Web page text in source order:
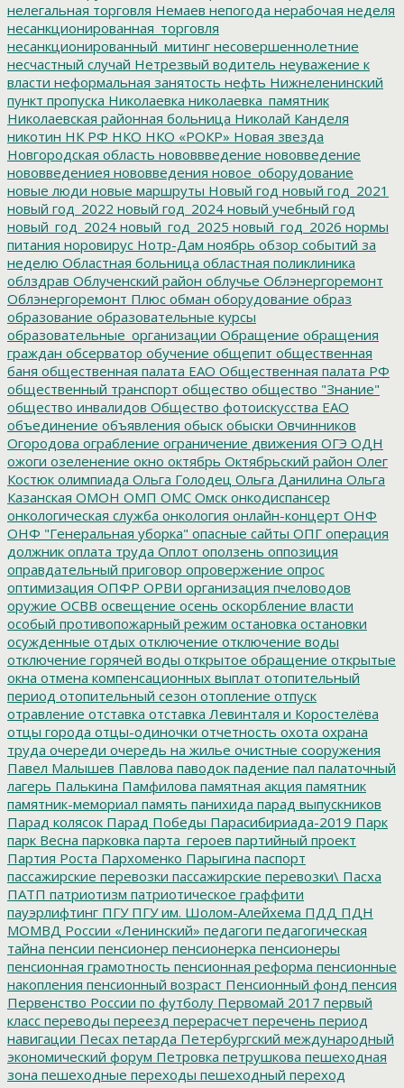
нелегальная торговля Немаев непогода нерабочая неделя
несанкционированная_торговля
несанкционированный_митинг несовершеннолетние
несчастный случай Нетрезвый водитель неуважение к
власти неформальная занятость нефть Нижнеленинский
пункт пропуска Николаевка николаевка_памятник
Николаевская районная больница Николай Канделя
никотин НК РФ НКО НКО «РОКР» Новая звезда
Новгородская область нововвведение нововведение
нововведениея нововведения новое_оборудование
новые люди новые маршруты Новый год новый год_2021
новый год_2022 новый год_2024 новый учебный год
новый_год_2024 новый_год_2025 новый_год_2026 нормы
питания норовирус Нотр-Дам ноябрь обзор событий за
неделю Областная больница областная поликлиника
облздрав Облученский район облучье Облэнергоремонт
Облэнергоремонт Плюс обман оборудование образ
образование образовательные курсы
образовательные_организации Обращение обращения
граждан обсерватор обучение общепит общественная
баня общественная палата ЕАО Общественная палата РФ
общественный транспорт общество общество "Знание"
общество инвалидов Общество фотоискусства ЕАО
объединение объявления обыск обыски Овчинников
Огородова ограбление ограничение движения ОГЭ ОДН
ожоги озеленение окно октябрь Октябрьский район Олег
Костюк олимпиада Ольга Голодец Ольга Данилина Ольга
Казанская ОМОН ОМП ОМС Омск онкодиспансер
онкологическая служба онкология онлайн-концерт ОНФ
ОНФ "Генеральная уборка" опасные сайты ОПГ операция
должник оплата труда Оплот оползень оппозиция
оправдательный приговор опровержение опрос
оптимизация ОПФР ОРВИ организация пчеловодов
оружие ОСВВ освещение осень оскорбление власти
особый противопожарный режим остановка остановки
осужденные отдых отключение отключение воды
отключение горячей воды открытое обращение открытые
окна отмена компенсационных выплат отопительный
период отопительный сезон отопление отпуск
отравление отставка отставка Левинталя и Коростелёва
отцы города отцы-одиночки отчетность охота охрана
труда очереди очередь на жилье очистные сооружения
Павел Малышев Павлова паводок падение пал палаточный
лагерь Палькина Памфилова памятная акция памятник
памятник-мемориал память панихида парад выпускников
Парад колясок Парад Победы Парасибириада-2019 Парк
парк Весна парковка парта_героев партийный проект
Партия Роста Пархоменко Парыгина паспорт
пассажирские перевозки пассажирские перевозки\ Пасха
ПАТП патриотизм патриотическое граффити
пауэрлифтинг ПГУПГУ им. Шолом-Алейхема ПДД ПДН
МОМВД России «Ленинский» педагоги педагогическая
тайна пенсии пенсионер пенсионерка пенсионеры
пенсионная грамотность пенсионная реформа пенсионные
накопления пенсионный возраст Пенсионный фонд пенсия
Первенство России по футболу Первомай 2017 первый
класс переводы переезд перерасчет перечень период
навигации Песах петарда Петербургский международный
экономический форум Петровка петрушкова пешеходная
зона пешеходные переходы пешеходный переход